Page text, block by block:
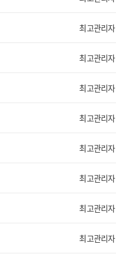
최고관리자
최고관리자
최고관리자
최고관리자
최고관리자
최고관리자
최고관리자
최고관리자